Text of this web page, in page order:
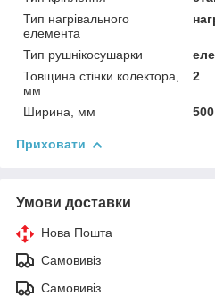
Тип нагрівального
елемента
Тип рушнікосушарки
Товщина стінки колектора,
мм
2
Ширина, мм 500
Приховати
Умови доставки
Нова Пошта
Самовивіз
Самовивіз